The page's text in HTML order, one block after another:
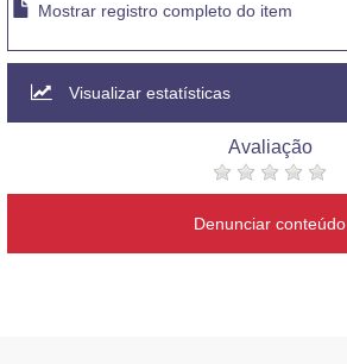
Mostrar registro completo do item
Visualizar estatísticas
Avaliação
Denunciar conteúdo